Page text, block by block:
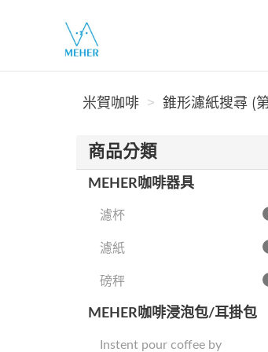
米賀咖啡
米賀咖啡 錐形濾紙搜尋 (
商品分類
MEHER咖啡器具
濾杯
濾紙
磅秤
MEHER咖啡浸泡包/耳掛包
Instent pour coffee by